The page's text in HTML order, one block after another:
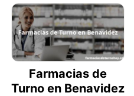
Farmacias de
Turno en Benavidez